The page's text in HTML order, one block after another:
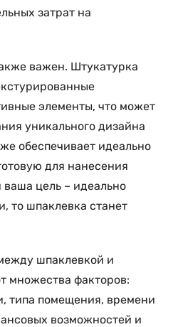
затрат на
важен. Штукатурка
элементы, что может
уникального дизайна
обеспечивает идеально
для нанесения
ваша цель – идеально
то шпаклевка станет
шпаклевкой и
множества факторов:
типа помещения, времени
возможностей и